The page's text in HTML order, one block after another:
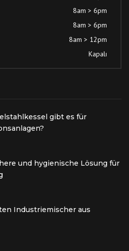
8am > 6pm
8am > 6pm
8am > 12pm
Kapalı
gibt es für
und hygienische Lösung für
Industriemischer aus